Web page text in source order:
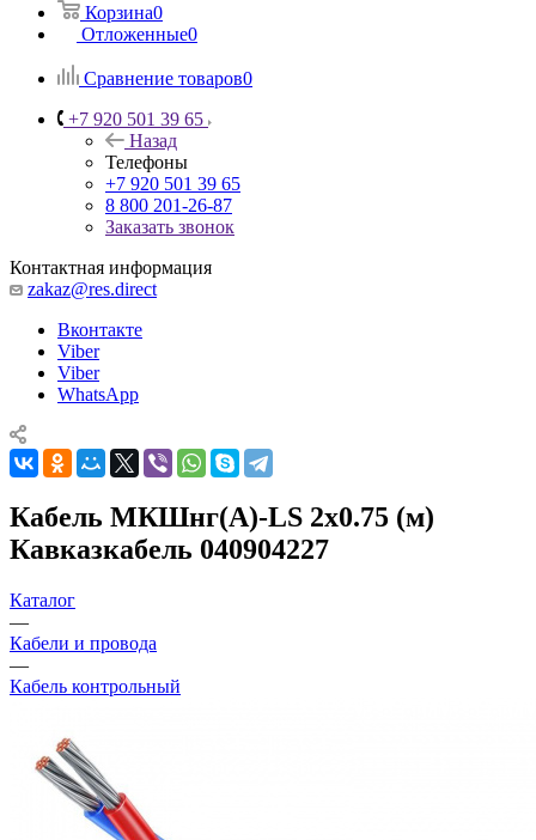
Корзина0
Отложенные0
Сравнение товаров0
+7 920 501 39 65
Назад
Телефоны
+7 920 501 39 65
8 800 201-26-87
Заказать звонок
Контактная информация
zakaz@res.direct
Вконтакте
Viber
Viber
WhatsApp
Кабель МКШнг(А)-LS 2х0.75 (м)
Кавказкабель 040904227
Каталог
—
Кабели и провода
—
Кабель контрольный